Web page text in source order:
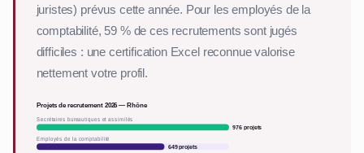
juristes) prévus cette année. Pour les employés de la
comptabilité, 59 % de ces recrutements sont jugés
difficiles : une certification Excel reconnue valorise
nettement votre profil.
Projets de recrutement 2026 — Rhône
Secrétaires bureautiques et assimilés
976 projets
Employés de la comptabilité
649 projets